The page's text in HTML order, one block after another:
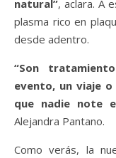
natural”, aclara. A
plasma rico en
desde adentro.
“Son
evento, un viaje
que nadie note
Alejandra Pantano.
Como verás, la